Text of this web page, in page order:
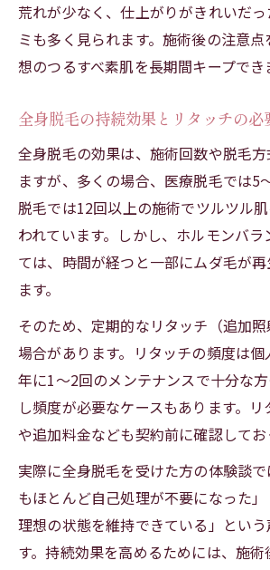
荒れが少なく、仕上がりがきれいだ
ミも多く見られます。施術後の注意
想のつるすべ素肌を長期間キープでき
全身脱毛の持続効果とリタッチの必
全身脱毛の効果は、施術回数や脱毛
ますが、多くの場合、医療脱毛では5
脱毛では12回以上の施術でツルツル
われています。しかし、ホルモンバ
ては、時間が経つと一部にムダ毛が
ます。
そのため、定期的なリタッチ（追加
場合があります。リタッチの頻度は
年に1〜2回のメンテナンスで十分な
し頻度が必要なケースもあります。
や追加料金なども契約前に確認してお
実際に全身脱毛を受けた方の体験談
もほとんど自己処理が不要になった
理想の状態を維持できている」とい
す。持続効果を高めるためには、施